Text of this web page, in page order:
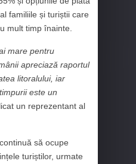
familiile și turiștii care
mult timp înainte.
mare pentru
apreciază raportul
litoralului, iar
este un
un reprezentant al
să ocupe
turiștilor, urmate